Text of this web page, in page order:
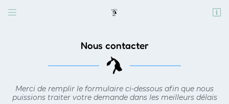
 
Nous contacter
Merci de remplir le formulaire ci-dessous afin que nous
puissions traiter votre demande dans les meilleurs délais